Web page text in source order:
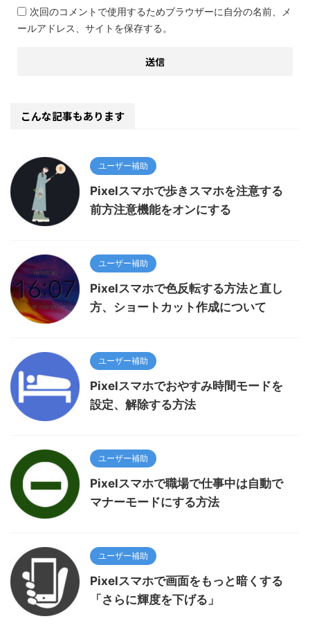
次回のコメントで使用するためブラウザーに自分の名前、メ
ールアドレス、サイトを保存する。
こんな記事もあります
ユーザー補助
Pixelスマホで歩きスマホを注意する
前方注意機能をオンにする
ユーザー補助
Pixelスマホで色反転する方法と直し
方、ショートカット作成について
ユーザー補助
Pixelスマホでおやすみ時間モードを
設定、解除する方法
ユーザー補助
Pixelスマホで職場で仕事中は自動で
マナーモードにする方法
ユーザー補助
Pixelスマホで画面をもっと暗くする
「さらに輝度を下げる」